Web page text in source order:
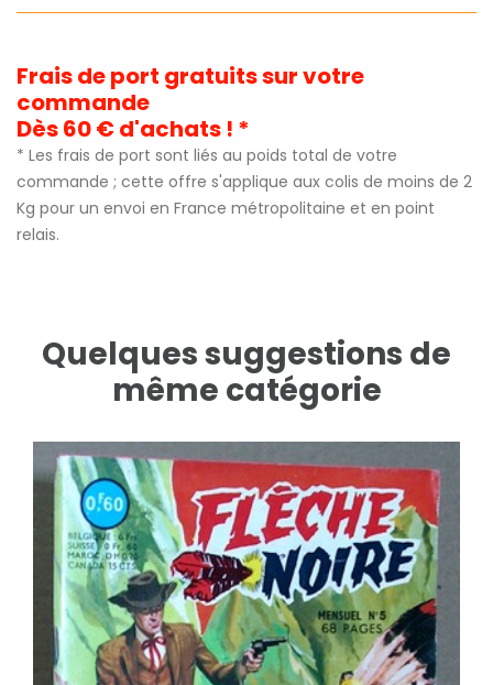
Frais de port gratuits sur votre
commande
Dès 60 € d'achats ! *
* Les frais de port sont liés au poids total de votre
commande ; cette offre s'applique aux colis de moins de 2
Kg pour un envoi en France métropolitaine et en point
relais.
Quelques suggestions de
même catégorie